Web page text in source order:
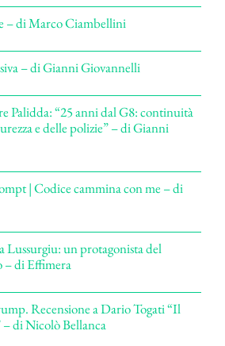
– di Marco Ciambellini
– di Gianni Giovannelli
Palidda: “25 anni dal G8: continuità
e delle polizie” – di Gianni
| Codice cammina con me – di
Lussurgiu: un protagonista del
– di Effimera
Recensione a Dario Togati “Il
di Nicolò Bellanca